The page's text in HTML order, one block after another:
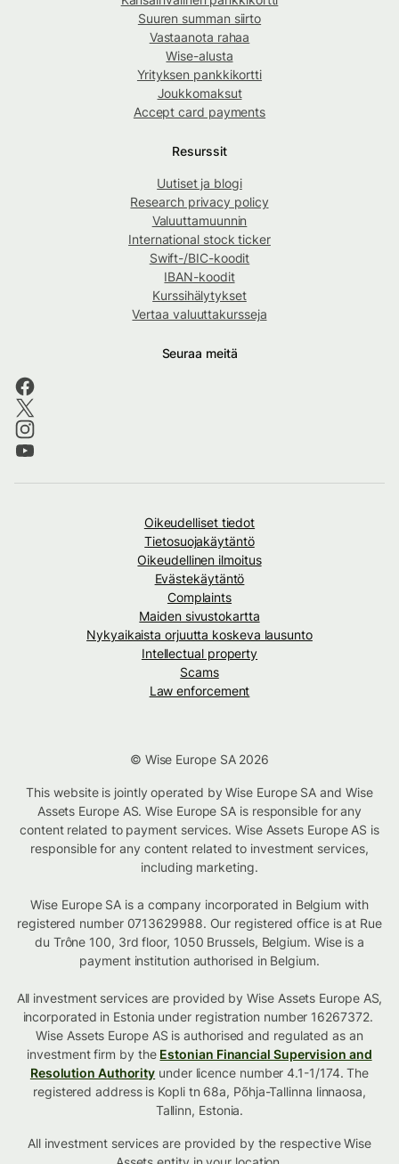
Suuren summan siirto
Vastaanota rahaa
Wise-alusta
Yrityksen pankkikortti
Joukkomaksut
Accept card payments
Resurssit
Uutiset ja blogi
Research privacy policy
Valuuttamuunnin
International stock ticker
Swift-/BIC-koodit
IBAN-koodit
Kurssihälytykset
Vertaa valuuttakursseja
Seuraa meitä
Oikeudelliset tiedot
Tietosuojakäytäntö
Oikeudellinen ilmoitus
Evästekäytäntö
Complaints
Maiden sivustokartta
Nykyaikaista orjuutta koskeva lausunto
Intellectual property
Scams
Law enforcement
© Wise Europe SA 2026
This website is jointly operated by Wise Europe SA and Wise
Assets Europe AS. Wise Europe SA is responsible for any
content related to payment services. Wise Assets Europe AS is
responsible for any content related to investment services,
including marketing.
Wise Europe SA is a company incorporated in Belgium with
registered number 0713629988. Our registered office is at Rue
du Trône 100, 3rd floor, 1050 Brussels, Belgium. Wise is a
payment institution authorised in Belgium.
All investment services are provided by Wise Assets Europe AS,
incorporated in Estonia under registration number 16267372.
Wise Assets Europe AS is authorised and regulated as an
investment firm by the Estonian Financial Supervision and
Resolution Authority under licence number 4.1-1/174. The
registered address is Kopli tn 68a, Põhja-Tallinna linnaosa,
Tallinn, Estonia.
All investment services are provided by the respective Wise